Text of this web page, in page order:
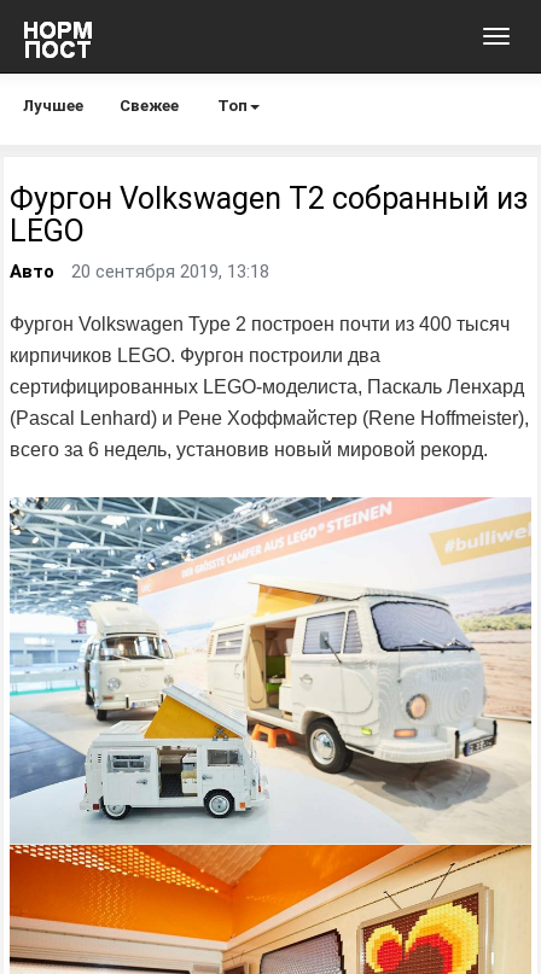
Лучшее Свежее Топ
Фургон Volkswagen T2 собранный из
LEGO
Авто 20 сентября 2019, 13:18
Фургон Volkswagen Type 2 построен почти из 400 тысяч
кирпичиков LEGO. Фургон построили два
сертифицированных LEGO-моделиста, Паскаль Ленхард
(Pascal Lenhard) и Рене Хоффмайстер (Rene Hoffmeister),
всего за 6 недель, установив новый мировой рекорд.